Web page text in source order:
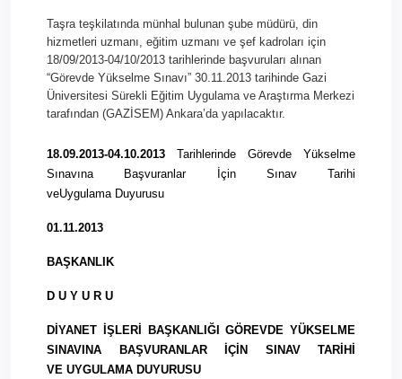
Taşra teşkilatında münhal bulunan şube müdürü, din
hizmetleri uzmanı, eğitim uzmanı ve şef kadroları için
18/09/2013-04/10/2013 tarihlerinde başvuruları alınan
“Görevde Yükselme Sınavı” 30.11.2013 tarihinde Gazi
Üniversitesi Sürekli Eğitim Uygulama ve Araştırma Merkezi
tarafından (GAZİSEM) Ankara’da yapılacaktır.
18.09.2013-04.10.2013 Tarihlerinde Görevde Yükselme
Sınavına Başvuranlar İçin Sınav Tarihi
veUygulamaDuyurusu
01.11.2013
BAŞKANLIK
D U Y U R U
DİYANET İŞLERİ BAŞKANLIĞI GÖREVDE YÜKSELME
SINAVINA BAŞVURANLAR İÇİN SINAV TARİHİ
VE UYGULAMA DUYURUSU